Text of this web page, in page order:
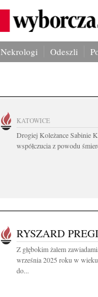
Nekrologi Odeszli
KATOWICE
Drogiej Koleżance Sabinie
współczucia z powodu
RYSZARD
Z głębokim żalem
września 2025 roku w wieku
do...